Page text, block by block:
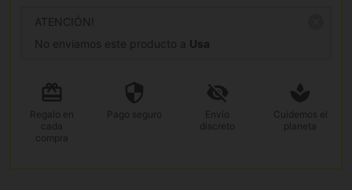
ATENCIÓN!
No enviamos este producto a Usa
Regalo en
cada
compra
Pago seguro
Envío
discreto
Cuidemos el
planeta